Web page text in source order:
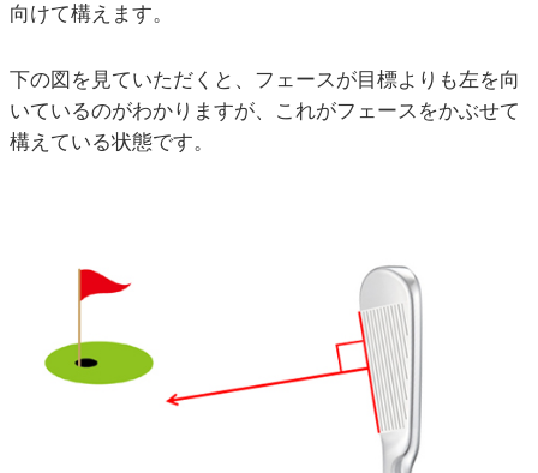
向けて構えます。
下の図を見ていただくと、フェースが目標よりも左を向
いているのがわかりますが、これがフェースをかぶせて
構えている状態です。